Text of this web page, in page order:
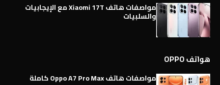
مواصفات هاتف Xiaomi 17T مع الإيجابيات
والسلبيات
هواتف OPPO
مواصفات هاتف Oppo A7 Pro Max كاملة